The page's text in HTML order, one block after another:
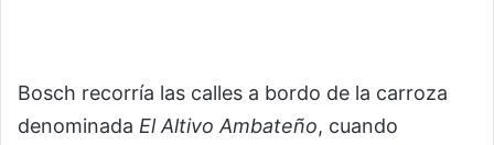
Bosch recorría las calles a bordo de la carroza
denominada El Altivo Ambateño, cuando